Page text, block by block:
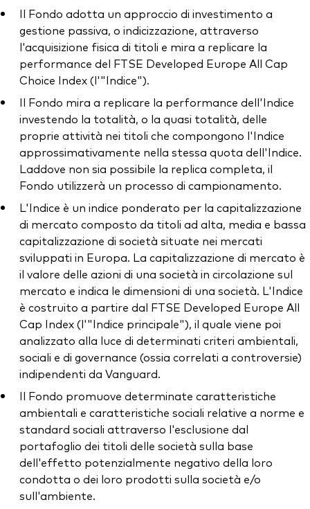
Il Fondo adotta un approccio di investimento a
gestione passiva, o indicizzazione, attraverso
l'acquisizione fisica di titoli e mira a replicare la
performance del FTSE Developed Europe All Cap
Choice Index (l'"Indice").
Il Fondo mira a replicare la performance dell'Indice
investendo la totalità, o la quasi totalità, delle
proprie attività nei titoli che compongono l'Indice
approssimativamente nella stessa quota dell'Indice.
Laddove non sia possibile la replica completa, il
Fondo utilizzerà un processo di campionamento.
L'Indice è un indice ponderato per la capitalizzazione
di mercato composto da titoli ad alta, media e bassa
capitalizzazione di società situate nei mercati
sviluppati in Europa. La capitalizzazione di mercato è
il valore delle azioni di una società in circolazione sul
mercato e indica le dimensioni di una società. L'Indice
è costruito a partire dal FTSE Developed Europe All
Cap Index (l'"Indice principale"), il quale viene poi
analizzato alla luce di determinati criteri ambientali,
sociali e di governance (ossia correlati a controversie)
indipendenti da Vanguard.
Il Fondo promuove determinate caratteristiche
ambientali e caratteristiche sociali relative a norme e
standard sociali attraverso l'esclusione dal
portafoglio dei titoli delle società sulla base
dell'effetto potenzialmente negativo della loro
condotta o dei loro prodotti sulla società e/o
sull'ambiente.